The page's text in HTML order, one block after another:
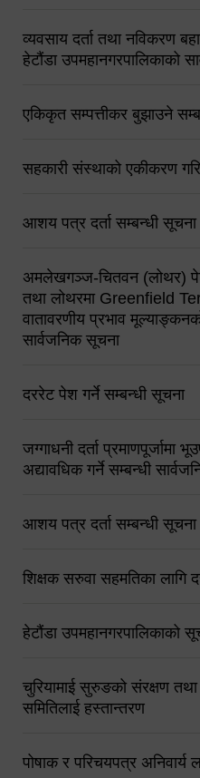
व्यवसाय दर्ता तथा नविकरण
हेटौंडा उपमहानगरपालिकाको
एकिकृत सम्पत्तीकर बुझाउने
सहकारी संस्थाको एकीकरण
आशय पत्र दर्ता सम्बन्धी सूचना
अमलेखगञ्ज-चितवन (लोथर)
तथा लोथरमा Greenfield
वातावरणीय प्रभाव
सार्वजनिक सूचना
दररेट पेश गर्ने सम्बन्धी सूचना
जग्गाधनी दर्ता प्रमाणपूर्जामा
अद्यावधिक गर्ने सम्बन्धी
आशय पत्र दर्ता सम्बन्धी सूचना
शिक्षक सरुवा सहमतिका लागि
हेटौंडा उपमहानगरपालिकाको
चुरियामाई सुरुङको संरक्षण तथा
समितिलाई हस्तान्तरण
पोषाक र परिचयपत्र अनिवार्य